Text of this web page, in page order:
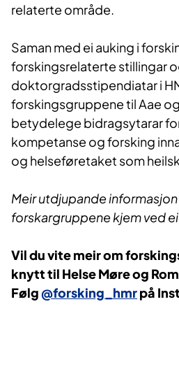
relaterte område.
Saman med ei auking i
forskingsrelaterte stillingar
doktorgradsstipendiatar i
forskingsgruppene til Aae
betydelege bidragsytarar
kompetanse og forsking
og helseføretaket som
Meir utdjupande informasjon
forskargruppene kjem ved
​Vil du vite meir om
knytt til Helse Møre og
Følg@forsking_hmrpå